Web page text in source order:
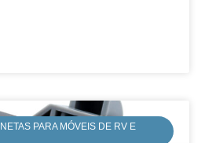
PARA MÓVEIS DE RV E